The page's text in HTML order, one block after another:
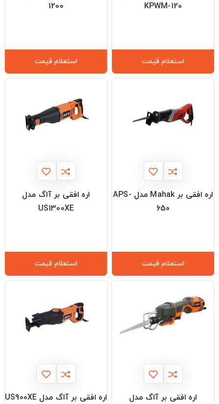
KPWM-120
استعلام قیمت
1200
استعلام قیمت
اره افقی بر Mahak مدل APS-
650
استعلام قیمت
اره افقی بر آاگ مدل
US1300XE
استعلام قیمت
اره افقی بر آاگ مدل اره افقی بر آاگ مدل US900XE